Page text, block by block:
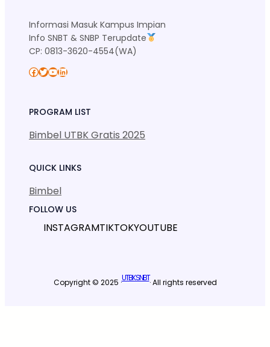
Informasi Masuk Kampus Impian
Info SNBT & SNBP Terupdate
CP: 0813-3620-4554(WA)
Facebook Twitter YouTube LinkedIn
PROGRAM LIST
Bimbel UTBK Gratis 2025
QUICK LINKS
Bimbel
FOLLOW US
INSTAGRAMTIKTOKYOUTUBE
Copyright © 2025 ·UTBK SNBT· All rights reserved